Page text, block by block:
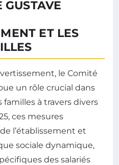
GUSTAVE
ET LES
le Comité
un rôle crucial dans
à travers divers
ces mesures
l’établissement et
sociale dynamique,
des salariés